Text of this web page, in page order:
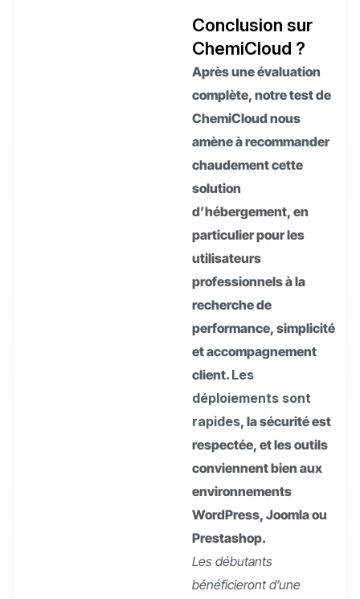
Conclusion sur
ChemiCloud ?
Après une évaluation
complète, notre test de
ChemiCloud nous
amène à recommander
chaudement cette
solution
d’hébergement, en
particulier pour les
utilisateurs
professionnels à la
recherche de
performance, simplicité
et accompagnement
client. Les
déploiements sont
rapides, la sécurité est
respectée, et les outils
conviennent bien aux
environnements
WordPress, Joomla ou
Prestashop.
Les débutants
bénéficieront d’une